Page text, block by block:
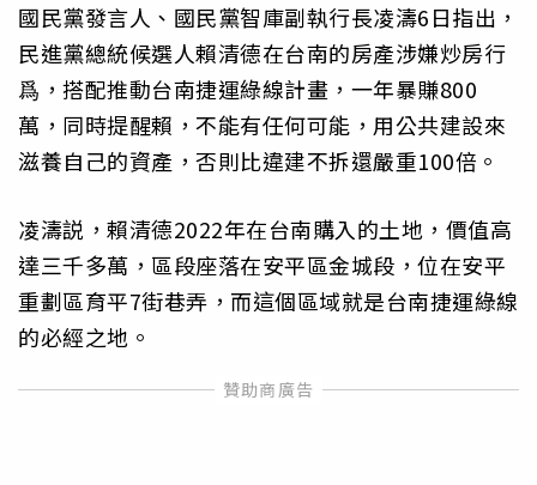
國民黨發言人、國民黨智庫副執行長凌濤6日指出，
民進黨總統候選人賴清德在台南的房產涉嫌炒房行
爲，搭配推動台南捷運綠線計畫，一年暴賺800
萬，同時提醒賴，不能有任何可能，用公共建設來
滋養自己的資產，否則比違建不拆還嚴重100倍。
凌濤説，賴清德2022年在台南購入的土地，價值高
達三千多萬，區段座落在安平區金城段，位在安平
重劃區育平7街巷弄，而這個區域就是台南捷運綠線
的必經之地。